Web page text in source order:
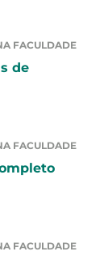
FACULDADE
de
FACULDADE
FACULDADE